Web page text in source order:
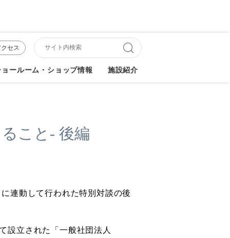
セス
ョールーム・ショップ情報 施設紹介
こと- 後編
に連動して行われた特別対談の後
設立された「一般社団法人